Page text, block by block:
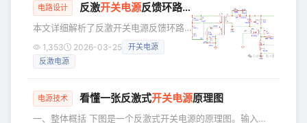
核心指标。这三个指标共同决定了芯片
理能力，也是芯片能否在特定应用场景
中具备市场竞争力的关键所在。任何一
个维度的改动，通常都会对另外两个维
要在
电路设计 反激开关电源反馈环路计算详解：TL431与光耦参数设计
本文详细解析了反激开关电源反馈环路
的计算过程，包括TL431参数计算、光耦
参数设计以及补偿网络的作用，帮助读
1,353 2026-03-25
开关电源
反激电源
电源技术 看懂一张反激式开关电源原理图
一、整体概括 下图是一个反激式开关电源的原理图。输入电